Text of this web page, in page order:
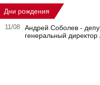
Дни рождения
11/08
Андрей Соболев -
генеральный